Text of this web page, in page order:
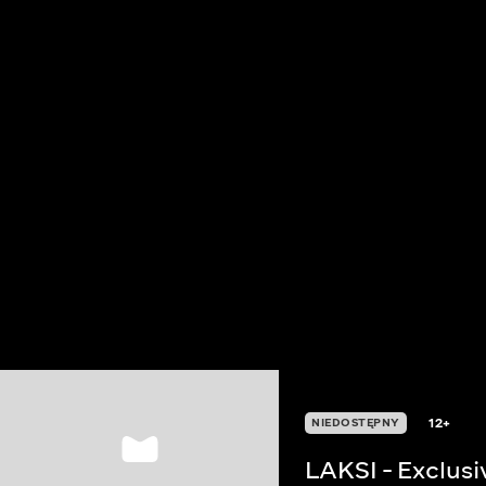
NIEDOSTĘPNY 12+
LAKSI -